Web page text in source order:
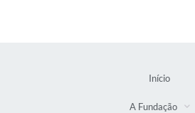
Início
A Fundação